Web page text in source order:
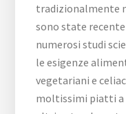
tradizionalmente
sono state
numerosi studi
le esigenze
vegetariani e
moltissimi piatti a